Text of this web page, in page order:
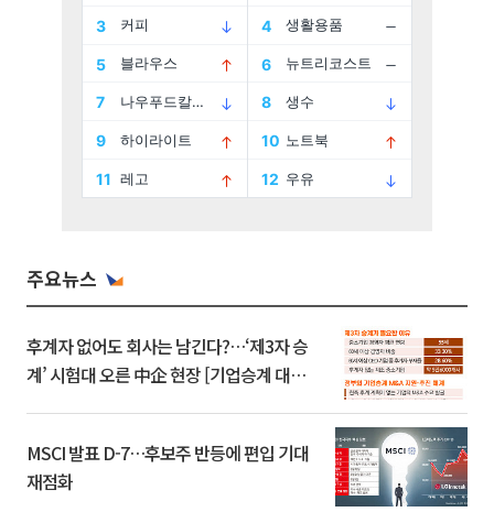
주요뉴스
후계자 없어도 회사는 남긴다?…‘제3자 승
계’ 시험대 오른 中企 현장 [기업승계 대전
MSCI 발표 D-7…후보주 반등에 편입 기대
재점화